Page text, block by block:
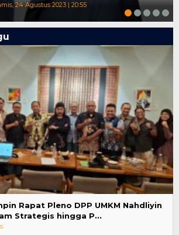
24 Agustus 2023 | 20:55
Rapat Pleno DPP UMKM Nahdliyin
Strategis hingga P…